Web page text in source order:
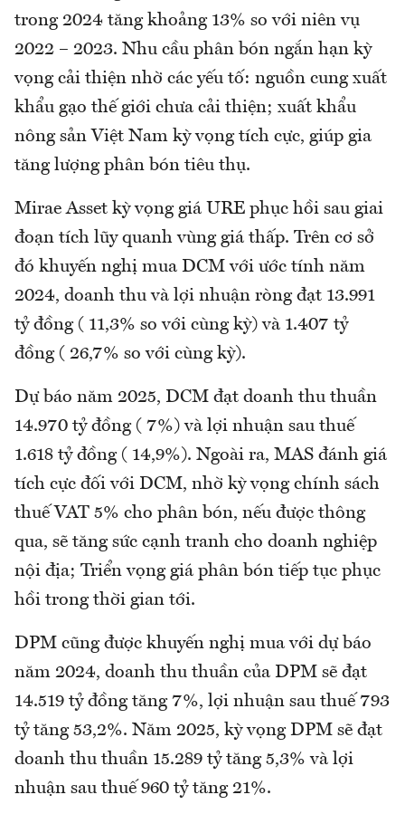
trong 2024 tăng khoảng 13% so với niên vụ
2022 – 2023. Nhu cầu phân bón ngắn hạn kỳ
vọng cải thiện nhờ các yếu tố: nguồn cung xuất
khẩu gạo thế giới chưa cải thiện; xuất khẩu
nông sản Việt Nam kỳ vọng tích cực, giúp gia
tăng lượng phân bón tiêu thụ.
Mirae Asset kỳ vọng giá URE phục hồi sau giai
đoạn tích lũy quanh vùng giá thấp. Trên cơ sở
đó khuyến nghị mua DCM với ước tính năm
2024, doanh thu và lợi nhuận ròng đạt 13.991
tỷ đồng ( 11,3% so với cùng kỳ) và 1.407 tỷ
đồng ( 26,7% so với cùng kỳ).
Dự báo năm 2025, DCM đạt doanh thu thuần
14.970 tỷ đồng ( 7%) và lợi nhuận sau thuế
1.618 tỷ đồng ( 14,9%). Ngoài ra, MAS đánh giá
tích cực đối với DCM, nhờ kỳ vọng chính sách
thuế VAT 5% cho phân bón, nếu được thông
qua, sẽ tăng sức cạnh tranh cho doanh nghiệp
nội địa; Triển vọng giá phân bón tiếp tục phục
hồi trong thời gian tới.
DPM cũng được khuyến nghị mua với dự báo
năm 2024, doanh thu thuần của DPM sẽ đạt
14.519 tỷ đồng tăng 7%, lợi nhuận sau thuế 793
tỷ tăng 53,2%. Năm 2025, kỳ vọng DPM sẽ đạt
doanh thu thuần 15.289 tỷ tăng 5,3% và lợi
nhuận sau thuế 960 tỷ tăng 21%.